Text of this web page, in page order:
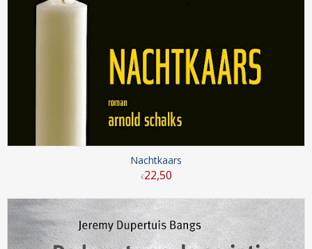
Nachtkaars
€22,50